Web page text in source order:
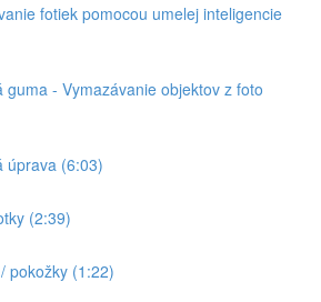
fotiek pomocou umelej inteligencie
guma - Vymazávanie objektov z foto
úprava (6:03)
(2:39)
pokožky (1:22)